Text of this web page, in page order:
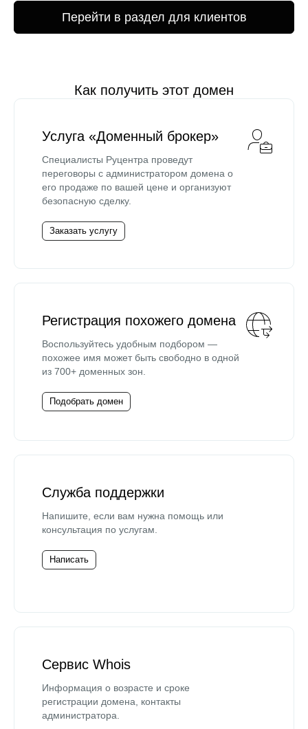
Перейти в раздел для клиентов
Как получить этот домен
Услуга «Доменный брокер»
Специалисты Руцентра проведут
переговоры с администратором домена о
его продаже по вашей цене и организуют
безопасную сделку.
Заказать услугу
Регистрация похожего домена
Воспользуйтесь удобным подбором —
похожее имя может быть свободно в одной
из 700+ доменных зон.
Подобрать домен
Служба поддержки
Напишите, если вам нужна помощь или
консультация по услугам.
Написать
Сервис Whois
Информация о возрасте и сроке
регистрации домена, контакты
администратора.